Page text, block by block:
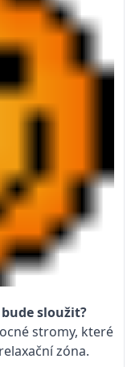
sloužit?
stromy, které
zóna.